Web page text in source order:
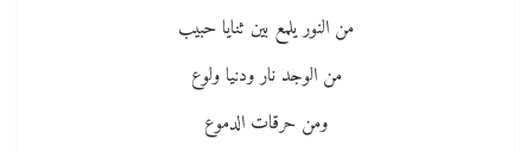
من النور يلمع بين ثنايا حبيب
من الوجد نار ودنيا ولوع
ومن حرقات الدموع